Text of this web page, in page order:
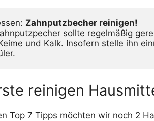
Zahnputzbecher reinigen!
sollte regelmäßig
und Kalk. Insofern stelle ihn
reinigen
Top 7 Tipps möchten wir noch 2